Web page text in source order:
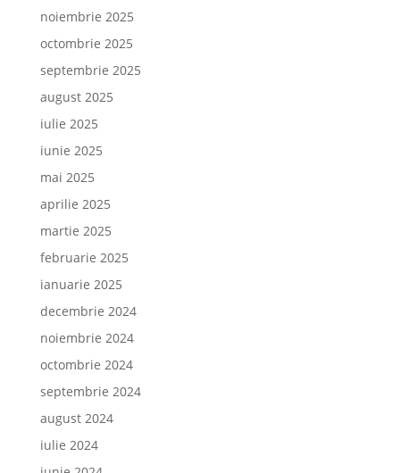
noiembrie 2025
octombrie 2025
septembrie 2025
august 2025
iulie 2025
iunie 2025
mai 2025
aprilie 2025
martie 2025
februarie 2025
ianuarie 2025
decembrie 2024
noiembrie 2024
octombrie 2024
septembrie 2024
august 2024
iulie 2024